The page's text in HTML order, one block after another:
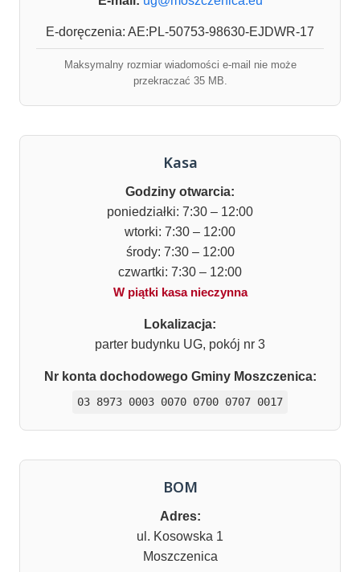
E-doręczenia: AE:PL-50753-98630-EJDWR-17
Maksymalny rozmiar wiadomości e-mail nie może
przekraczać 35 MB.
Kasa
Godziny otwarcia:
poniedziałki: 7:30 – 12:00
wtorki: 7:30 – 12:00
środy: 7:30 – 12:00
czwartki: 7:30 – 12:00
W piątki kasa nieczynna
Lokalizacja:
parter budynku UG, pokój nr 3
Nr konta dochodowego Gminy Moszczenica:
03 8973 0003 0070 0700 0707 0017
BOM
Adres:
ul. Kosowska 1
Moszczenica